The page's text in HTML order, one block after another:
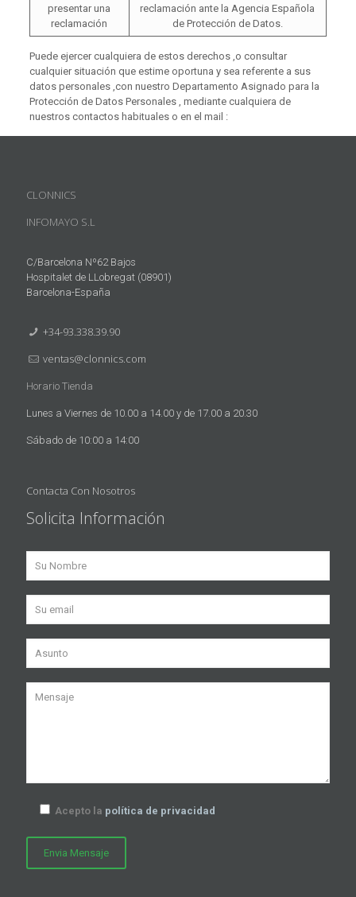
presentar una
reclamación
reclamación ante la Agencia Española
de Protección de Datos.
Puede ejercer cualquiera de estos derechos ,o consultar
cualquier situación que estime oportuna y sea referente a sus
datos personales ,con nuestro Departamento Asignado para la
Protección de Datos Personales , mediante cualquiera de
nuestros contactos habituales o en el mail :
CLONNICS
INFOMAYO S.L
C/Barcelona Nº62 Bajos
Hospitalet de LLobregat (08901)
Barcelona-España
+34-93.338.39.90
ventas@clonnics.com
Horario Tienda
Lunes a Viernes de 10.00 a 14.00 y de 17.00 a 20.30
Sábado de 10:00 a 14:00
Contacta Con Nosotros
Solicita Información
Acepto la política de privacidad